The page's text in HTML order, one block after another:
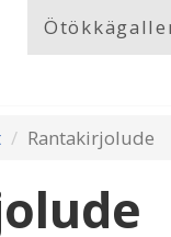
Rantakirjolude